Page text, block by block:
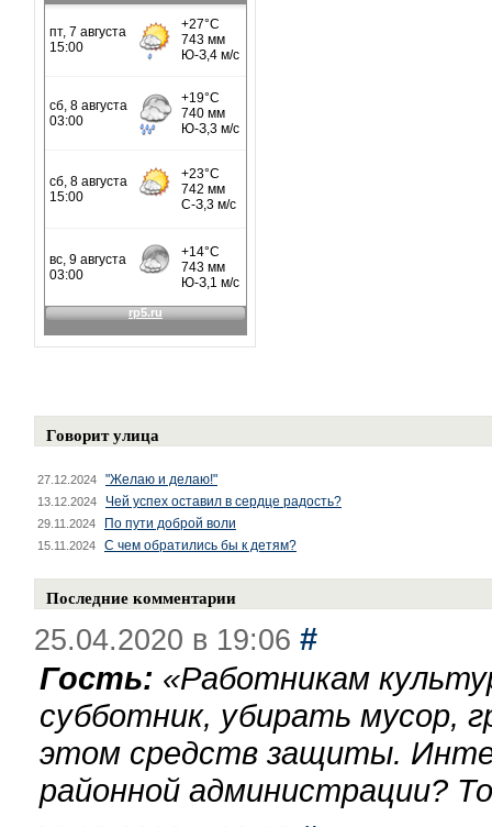
Говорит улица
27.12.2024 "Желаю и делаю!"
13.12.2024 Чей успех оставил в сердце радость?
29.11.2024 По пути доброй воли
15.11.2024 С чем обратились бы к детям?
Последние комментарии
25.04.2020 в 19:06 #
Гость: «Работникам
субботник, убирать мусор,
этом средств защиты.
районной администрации?